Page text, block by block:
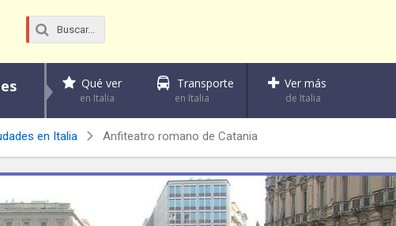
Qué ver
en Italia
Transporte
en Italia
Ver más
de Italia
en Italia Anfiteatro romano de Catania